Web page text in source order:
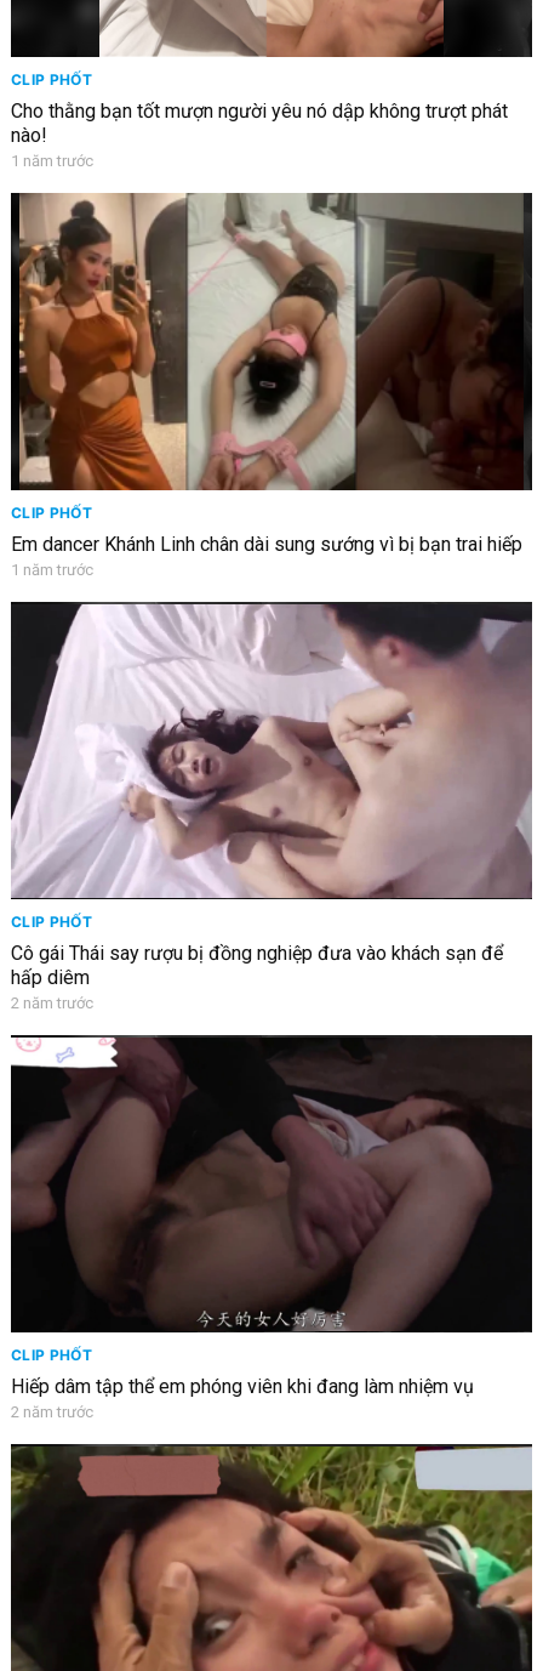
CLIP PHỐT
Cho thằng bạn tốt mượn người yêu nó dập không trượt phát
nào!
1 năm trước
CLIP PHỐT
Em dancer Khánh Linh chân dài sung sướng vì bị bạn trai hiếp
1 năm trước
CLIP PHỐT
Cô gái Thái say rượu bị đồng nghiệp đưa vào khách sạn để
hấp diêm
2 năm trước
CLIP PHỐT
Hiếp dâm tập thể em phóng viên khi đang làm nhiệm vụ
2 năm trước